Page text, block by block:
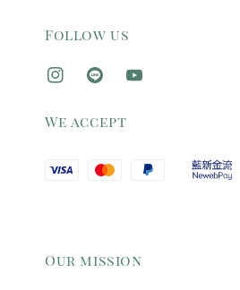
Follow us
We accept
Our mission